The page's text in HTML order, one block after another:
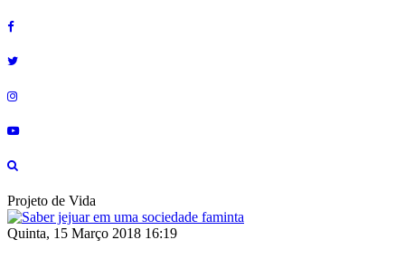
Projeto de Vida
Quinta, 15 Março 2018 16:19